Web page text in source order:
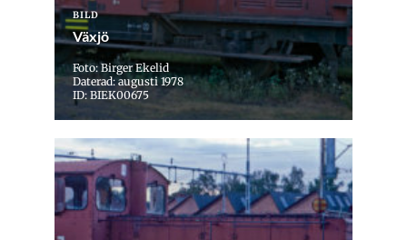
BILD
Växjö
Foto: Birger Ekelid
Daterad: augusti 1978
ID: BIEK00675